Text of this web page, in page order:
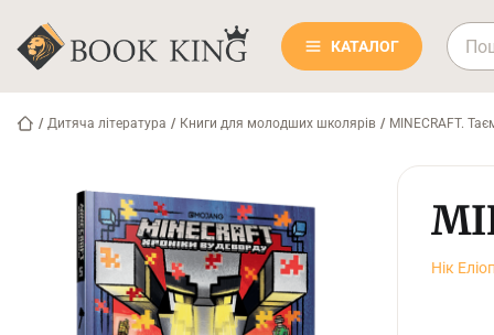
КАТАЛОГ
/ Дитяча література / Книги для молодших школярів / MINECRAFT.
Нік